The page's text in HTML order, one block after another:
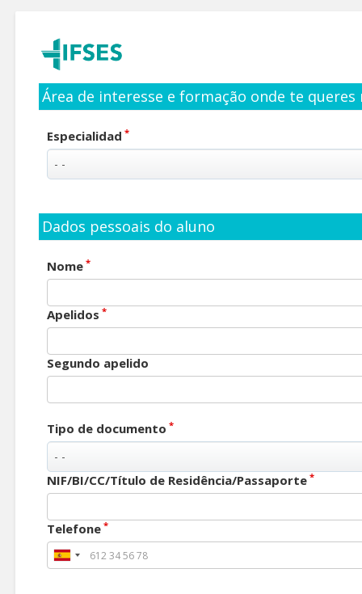
Área de interesse e formação onde te
Especialidad *
Dados pessoais do aluno
Nome *
Apelidos *
Segundo apelido
Tipo de documento *
NIF/BI/CC/Título de Residência/Passaporte *
Telefone *